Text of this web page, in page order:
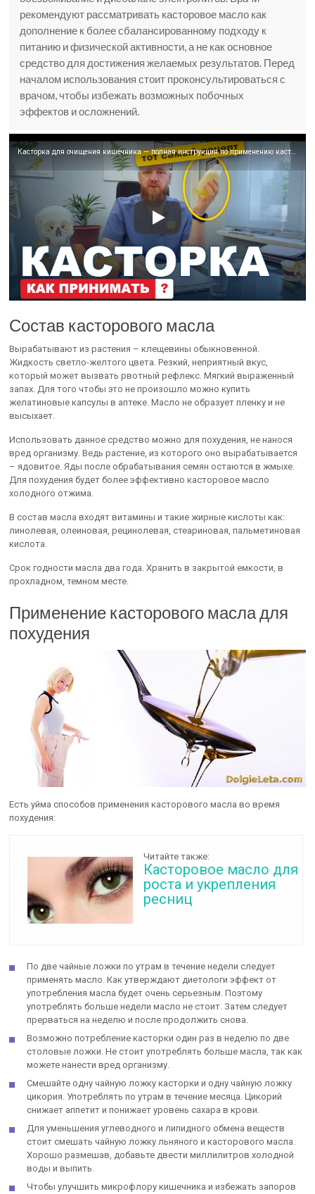
рекомендуют рассматривать касторовое масло как
дополнение к более сбалансированному подходу к
питанию и физической активности, а не как основное
средство для достижения желаемых результатов. Перед
началом использования стоит проконсультироваться с
врачом, чтобы избежать возможных побочных
эффектов и осложнений.
Касторка для очищения кишечника — полная инструкция по применению касторового масла
Состав касторового масла
Вырабатывают из растения – клещевины обыкновенной.
Жидкость светло-желтого цвета. Резкий, неприятный вкус,
который может вызвать рвотный рефлекс. Мягкий выраженный
запах. Для того чтобы это не произошло можно купить
желатиновые капсулы в аптеке. Масло не образует пленку и не
высыхает.
Использовать данное средство можно для похудения, не нанося
вред организму. Ведь растение, из которого оно вырабатывается
– ядовитое. Яды после обрабатывания семян остаются в жмыхе.
Для похудения будет более эффективно касторовое масло
холодного отжима.
В состав масла входят витамины и такие жирные кислоты как:
линолевая, олеиновая, рецинолевая, стеариновая, пальметиновая
кислота.
Срок годности масла два года. Хранить в закрытой емкости, в
прохладном, темном месте.
Применение касторового масла для
похудения
Есть уйма способов применения касторового масла во время
похудения:
Читайте также:
Касторовое масло для
роста и укрепления
ресниц
По две чайные ложки по утрам в течение недели следует
применять масло. Как утверждают диетологи эффект от
употребления масла будет очень серьезным. Поэтому
употреблять больше недели масло не стоит. Затем следует
прерваться на неделю и после продолжить снова.
Возможно потребление касторки один раз в неделю по две
столовые ложки. Не стоит употреблять больше масла, так как
можете нанести вред организму.
Смешайте одну чайную ложку касторки и одну чайную ложку
цикория. Употреблять по утрам в течение месяца. Цикорий
снижает аппетит и понижает уровень сахара в крови.
Для уменьшения углеводного и липидного обмена веществ
стоит смешать чайную ложку льняного и касторового масла.
Хорошо размешав, добавьте двести миллилитров холодной
воды и выпить.
Чтобы улучшить микрофлору кишечника и избежать запоров